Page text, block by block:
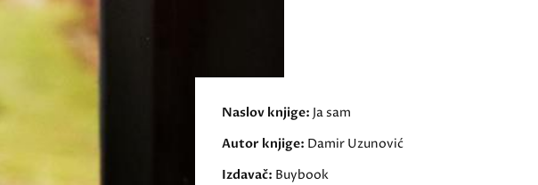
Naslov knjige: Ja sam
Autor knjige: Damir Uzunović
Izdavač: Buybook